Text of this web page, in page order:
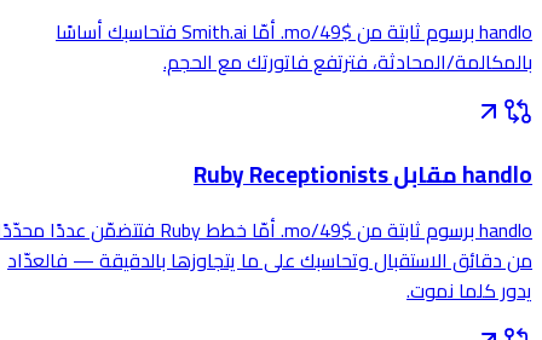
handlo برسوم ثابتة من $49/mo. أمّا Smith.ai فتحاسبك أساسًا
بالمكالمة/المحادثة، فترتفع فاتورتك مع الحجم.
handlo مقابل Ruby Receptionists
handlo برسوم ثابتة من $49/mo. أمّا خطط Ruby فتتضمّن عددًا محدّدًا
من دقائق الاستقبال وتحاسبك على ما يتجاوزها بالدقيقة — فالعدّاد
يدور كلما نموت.